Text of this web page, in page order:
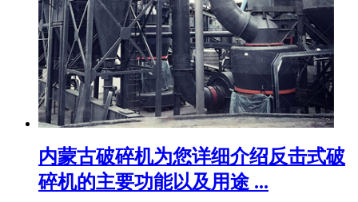
内蒙古破碎机为您详细介绍反击式破
碎机的主要功能以及用途 ...